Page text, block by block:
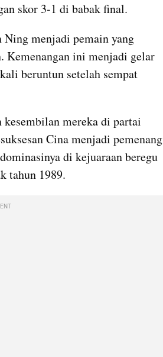
skor 3-1 di babak final.
Ning menjadi pemain yang
Kemenangan ini menjadi gelar
beruntun setelah sempat
mereka di partai
Cina menjadi pemenang
di kejuaraan beregu
tahun 1989.